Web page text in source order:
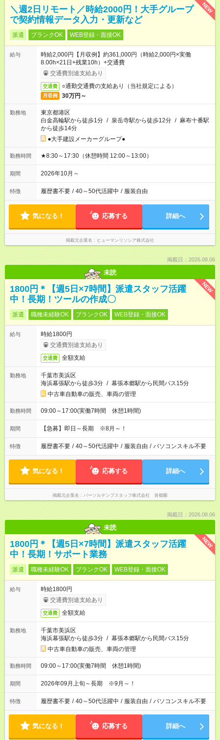
NEW
＼週2日リモート／時給2000円！大手グループ
で契約情報データ入力・更新など
派遣 ブランクOK WEB登録・面接OK
給与
時給2,000円【月収例】約361,000円（時給2,000円×実働
8.00h×21日+残業10h）+交通費
交通費別途支給あり
交通費 ○通勤交通費の支給あり（当社規定による）
月収例 30万円～
勤務地
東京都港区
白金高輪駅から徒歩1分 / 泉岳寺駅から徒歩12分 / 麻布十番駅
から徒歩14分
●大手建設メーカーグループ●
勤務時間 ★8:30～17:30（休憩時間 12:00～13:00）
期間 2026年10月～
特徴 履歴書不要 / 40～50代活躍中 / 服装自由
気になる！ 応募する 詳細へ
掲載元企業名 ヒューマンリソシア株式会社
掲載日：2026.08.06
未読
NEW
1800円＊【週5日×7時間】派遣スタッフ活躍
中！長期！ツールの作成〇
派遣 職種未経験OK ブランクOK WEB登録・面接OK
給与
時給1800円
交通費別途支給あり
交通費 全額支給
勤務地
千葉市美浜区
海浜幕張駅から徒歩3分 / 幕張本郷駅から民間バス15分
中古車自動車の販売、車両の管理
勤務時間 09:00～17:00(実働7時間 休憩1時間)
期間 【急募】即日～長期 ※8月～！
特徴 履歴書不要 / 40～50代活躍中 / 服装自由 / パソコンスキル不要
気になる！ 応募する 詳細へ
掲載元企業名 パーソルテンプスタッフ株式会社 首都圏
掲載日：2026.08.06
未読
NEW
1800円＊【週5日×7時間】派遣スタッフ活躍
中！長期！サポート業務
派遣 職種未経験OK ブランクOK WEB登録・面接OK
給与
時給1800円
交通費別途支給あり
交通費 全額支給
勤務地
千葉市美浜区
海浜幕張駅から徒歩3分 / 幕張本郷駅から民間バス15分
中古車自動車の販売、車両の管理
勤務時間 09:00～17:00(実働7時間 休憩1時間)
期間 2026年09月上旬～長期 ※9月～！
特徴 履歴書不要 / 40～50代活躍中 / 服装自由 / パソコンスキル不要
気になる！ 応募する 詳細へ